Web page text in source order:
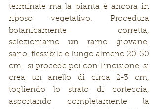
terminate ma la pianta è ancora in
riposo vegetativo. Procedura
botanicamente corretta,
selezioniamo un ramo giovane,
sano, flessibile e lungo almeno 20-30
cm,  si procede poi con l'incisione, si
crea un anello di circa 2-3 cm,
togliendo lo strato di corteccia,
asportando completamente la